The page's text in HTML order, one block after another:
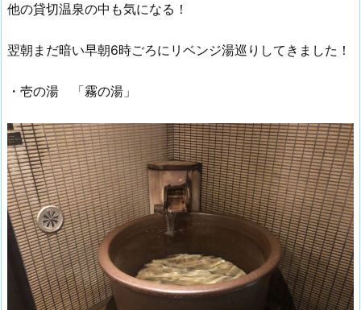
他の貸切温泉の中も気になる！
翌朝まだ暗い早朝6時ごろにリベンジ湯巡りしてきました！
・壱の湯 「霧の湯」